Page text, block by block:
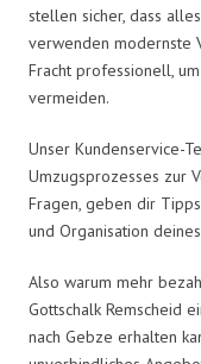
stellen sicher, dass
verwenden modernste
Fracht professionell,
vermeiden.
Unser Kundenservice-
Umzugsprozesses zur
Fragen, geben dir
und Organisation
Also warum mehr
Gottschalk Remscheid
nach Gebze erhalten